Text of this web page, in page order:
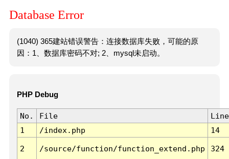
Database Error
(1040) 365建站错误警告：连接数据库失败，可能的原
因：1、数据库密码不对; 2、mysql未启动。
PHP Debug
No. File
Line
1
/index.php 14
2 /source/function/function_extend.php 324